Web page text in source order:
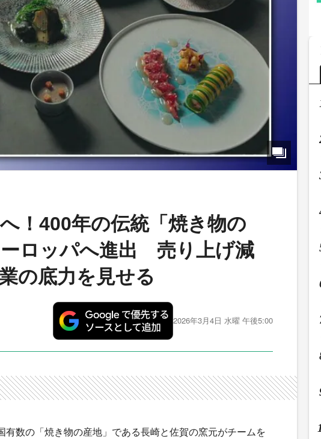
！400年の伝統「焼き物の
ロッパへ進出 売り上げ減
の底力を見せる
2026年3月4日 水曜 午後5:00
数の「焼き物の産地」である長崎と佐賀の窯元がチームを